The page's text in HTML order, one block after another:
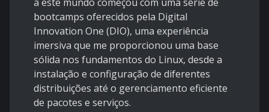
bootcamps oferecidos pela Digital
Innovation One (DIO), uma experiência
imersiva que me proporcionou uma base
sólida nos fundamentos do Linux, desde a
instalação e configuração de diferentes
distribuições até o gerenciamento eficiente
de pacotes e serviços.